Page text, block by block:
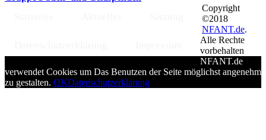
Copyright
©2018
NFANT.de.
Alle Rechte
vorbehalten
NFANT.de
verwendet Cookies um Das Benutzen der Seite möglichst angenehm
zu gestalten. OKDatenschutzerklärung